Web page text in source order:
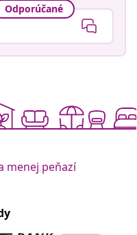
Odporúčané
menej peňazí